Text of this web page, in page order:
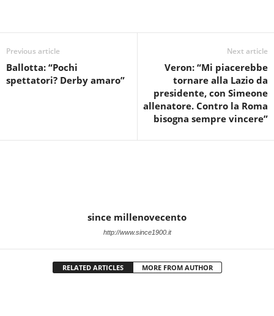
Previous article
Ballotta: “Pochi
spettatori? Derby amaro”
Next article
Veron: “Mi piacerebbe
tornare alla Lazio da
presidente, con Simeone
allenatore. Contro la Roma
bisogna sempre vincere”
since millenovecento
http://www.since1900.it
RELATED ARTICLES MORE FROM AUTHOR